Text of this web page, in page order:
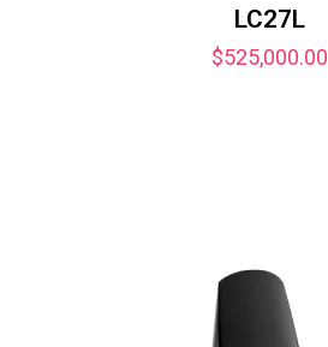
LC27L
$525,000.00